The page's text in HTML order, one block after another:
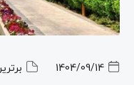
1404/09/14